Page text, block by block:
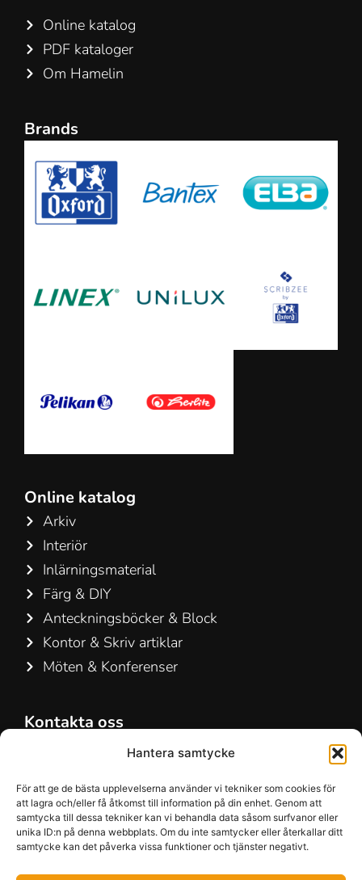
Hantera samtycke
För att ge de bästa upplevelserna använder vi tekniker som cookies för
att lagra och/eller få åtkomst till information på din enhet. Genom att
samtycka till dessa tekniker kan vi behandla data såsom surfvanor eller
unika ID:n på denna webbplats. Om du inte samtycker eller återkallar ditt
samtycke kan det påverka vissa funktioner och tjänster negativt.
Online katalog
PDF kataloger
Om Hamelin
Brands
Online katalog
Arkiv
Interiör
Inlärningsmaterial
Färg & DIY
Anteckningsböcker & Block
Kontor & Skriv artiklar
Möten & Konferenser
Kontakta oss
3520 Farum
Danmark
+45 48 16 50 00